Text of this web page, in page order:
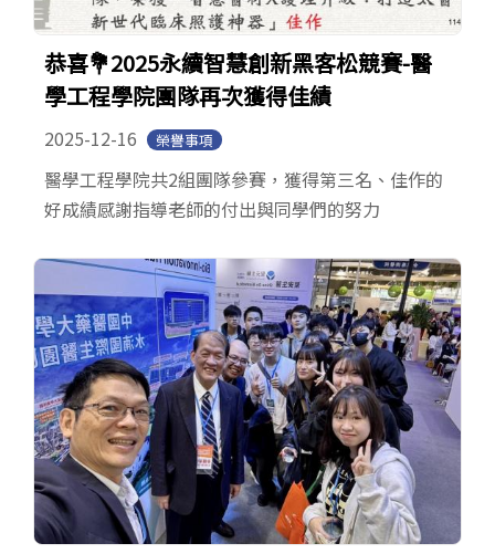
恭喜💐2025永續智慧創新黑客松競賽-醫
學工程學院團隊再次獲得佳績
2025-12-16 榮譽事項
醫學工程學院共2組團隊參賽，獲得第三名、佳作的
好成績感謝指導老師的付出與同學們的努力